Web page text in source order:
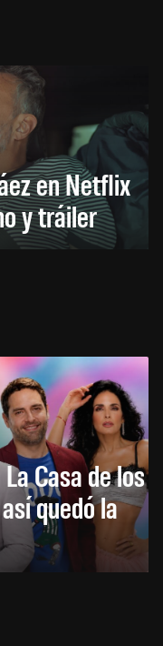
en Netflix
y tráiler
Casa de los
quedó la